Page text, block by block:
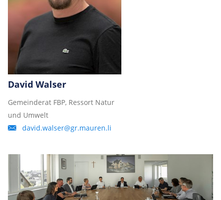
David Walser
Gemeinderat FBP, Ressort Natur
und Umwelt
david.walser@gr.mauren.li